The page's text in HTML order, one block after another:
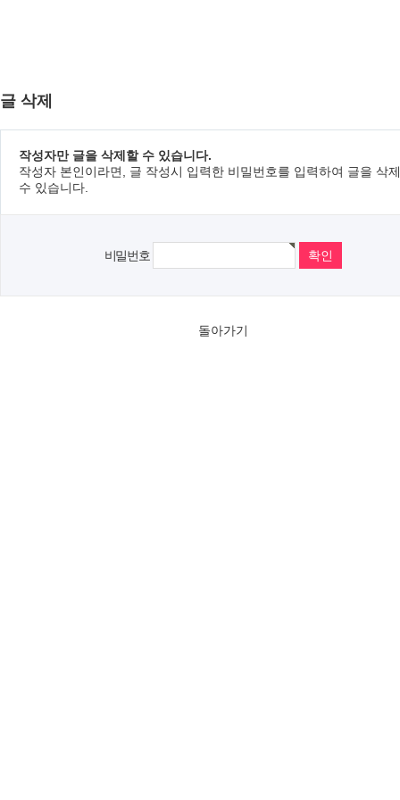
글 삭제
작성자만 글을 삭제할 수 있습니다.
작성자 본인이라면, 글 작성시 입력한 비밀번호를 입력하여 글을 삭
수 있습니다.
비밀번호
돌아가기